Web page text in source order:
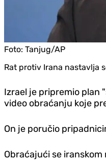
Foto: Tanjug/AP
Rat protiv Irana nastavlja
Izrael je pripremio plan
video obraćanju koje
On je poručio
Obraćajući se